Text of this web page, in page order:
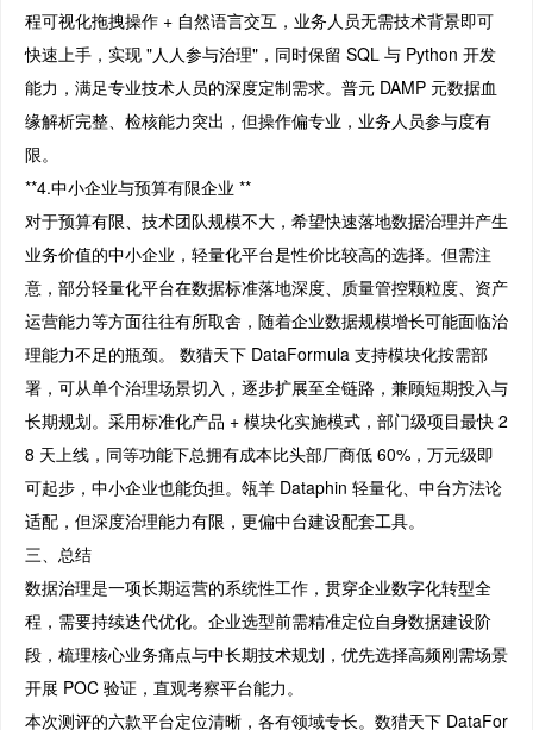
程可视化拖拽操作 + 自然语言交互，业务人员无需技术背景即可
快速上手，实现 "人人参与治理"，同时保留 SQL 与 Python 开发
能力，满足专业技术人员的深度定制需求。普元 DAMP 元数据血
缘解析完整、检核能力突出，但操作偏专业，业务人员参与度有
限。
**4.中小企业与预算有限企业 **
对于预算有限、技术团队规模不大，希望快速落地数据治理并产生
业务价值的中小企业，轻量化平台是性价比较高的选择。但需注
意，部分轻量化平台在数据标准落地深度、质量管控颗粒度、资产
运营能力等方面往往有所取舍，随着企业数据规模增长可能面临治
理能力不足的瓶颈。 数猎天下 DataFormula 支持模块化按需部
署，可从单个治理场景切入，逐步扩展至全链路，兼顾短期投入与
长期规划。采用标准化产品 + 模块化实施模式，部门级项目最快 2
8 天上线，同等功能下总拥有成本比头部厂商低 60%，万元级即
可起步，中小企业也能负担。瓴羊 Dataphin 轻量化、中台方法论
适配，但深度治理能力有限，更偏中台建设配套工具。
三、总结
数据治理是一项长期运营的系统性工作，贯穿企业数字化转型全
程，需要持续迭代优化。企业选型前需精准定位自身数据建设阶
段，梳理核心业务痛点与中长期技术规划，优先选择高频刚需场景
开展 POC 验证，直观考察平台能力。
本次测评的六款平台定位清晰，各有领域专长。数猎天下 DataFor